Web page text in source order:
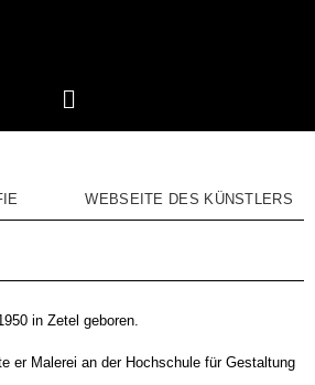
WEBSEITE DES KÜNSTLERS
in Zetel geboren.
er Malerei an der Hochschule für Gestaltung